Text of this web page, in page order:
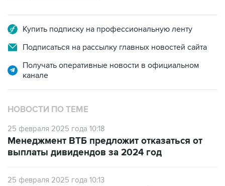
Купить подписку на профессиональную ленту
Подписаться на рассылку главных новостей сайта
Получать оперативные новости в официальном
канале
НОВОСТИ ПО ТЕМЕ
25 февраля 2025 года 10:18
Менеджмент ВТБ предложит отказаться от
выплаты дивидендов за 2024 год
25 февраля 2025 года 10:13